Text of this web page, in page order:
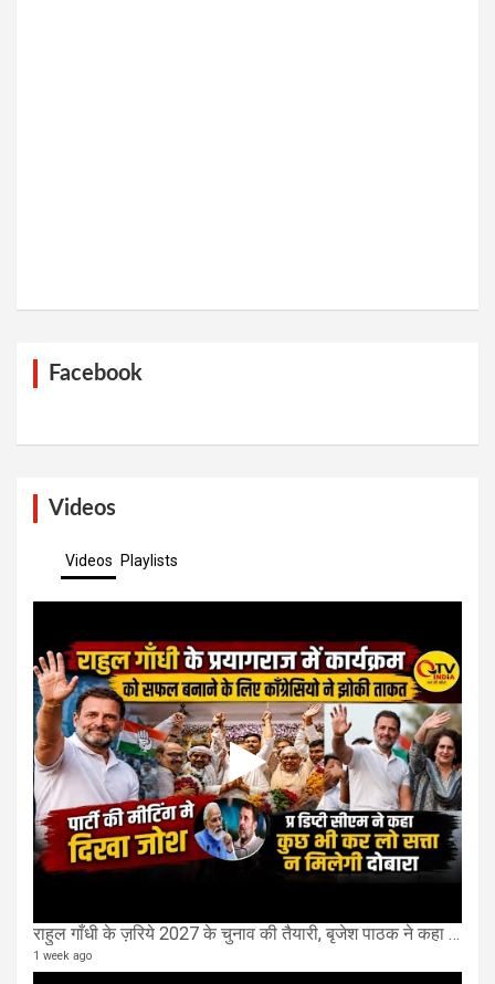
Facebook
Videos
Videos Playlists
राहुल गाँधी के ज़रिये 2027 के चुनाव की तैयारी, बृजेश पाठक ने कहा चुक चुकी हैं कांग्रेस
1 week ago